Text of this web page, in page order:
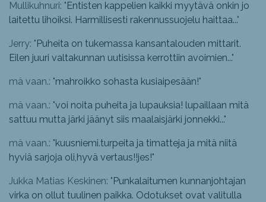
Mullikuhnuri: "Entisten kappelien kaikki myytävä onkin jo
laitettu lihoiksi. Harmillisesti rakennussuojelu haittaa..."
Jerry: "Puheita on tukemassa kansantalouden mittarit.
Eilen juuri valtakunnan uutisissa kerrottiin avoimien..."
mä vaan.: "mahroikko sohasta kusiaipesään!"
mä vaan.: "voi noita puheita ja lupauksia! lupaillaan mitä
sattuu mutta järki jäänyt siis maalaisjärki jonnekki..."
mä vaan.: "kuusniemi.turpeita ja timatteja ja mitä niitä
hyviä sarjoja oli,hyvä vertaus!!jes!"
Jukka Matias Keskinen: "Punkalaitumen kunnanjohtajan
virka on ollut tuulinen paikka. Odotukset ovat valitulla